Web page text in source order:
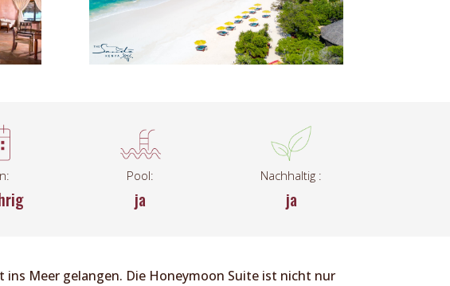
Pool:
ja
Nachhaltig :
ja
ins Meer gelangen. Die Honeymoon Suite ist nicht nur